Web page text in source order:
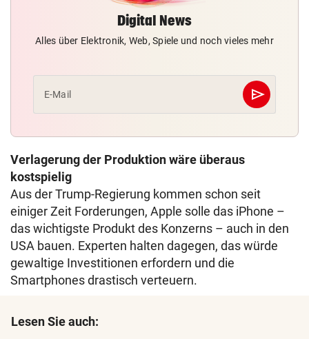
Digital News
Alles über Elektronik, Web, Spiele und noch vieles mehr
E-Mail send
Abschicken
Verlagerung der Produktion wäre überaus
kostspielig
Aus der Trump-Regierung kommen schon seit
einiger Zeit Forderungen, Apple solle das iPhone –
das wichtigste Produkt des Konzerns – auch in den
USA bauen. Experten halten dagegen, das würde
gewaltige Investitionen erfordern und die
Smartphones drastisch verteuern.
Lesen Sie auch: